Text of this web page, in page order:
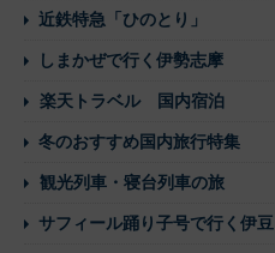
近鉄特急「ひのとり」
しまかぜで行く伊勢志摩
楽天トラベル 国内宿泊
冬のおすすめ国内旅行特集
観光列車・寝台列車の旅
サフィール踊り子号で行く伊豆